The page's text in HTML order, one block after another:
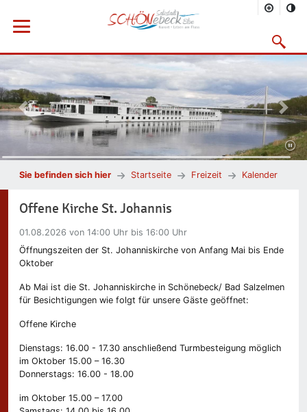
Menü öffnen
Vorheriges Bild
Sie befinden sich hier Startseite Freizeit Kalender
Offene Kirche St. Johannis
01.08.2026 von 14:00 Uhr bis 16:00 Uhr
Öffnungszeiten der St. Johanniskirche von Anfang Mai bis Ende
Oktober
Ab Mai ist die St. Johanniskirche in Schönebeck/ Bad Salzelmen
für Besichtigungen wie folgt für unsere Gäste geöffnet:
Offene Kirche
Dienstags: 16.00 - 17.30 anschließend Turmbesteigung möglich
im Oktober 15.00 – 16.30
Donnerstags: 16.00 - 18.00
im Oktober 15.00 – 17.00